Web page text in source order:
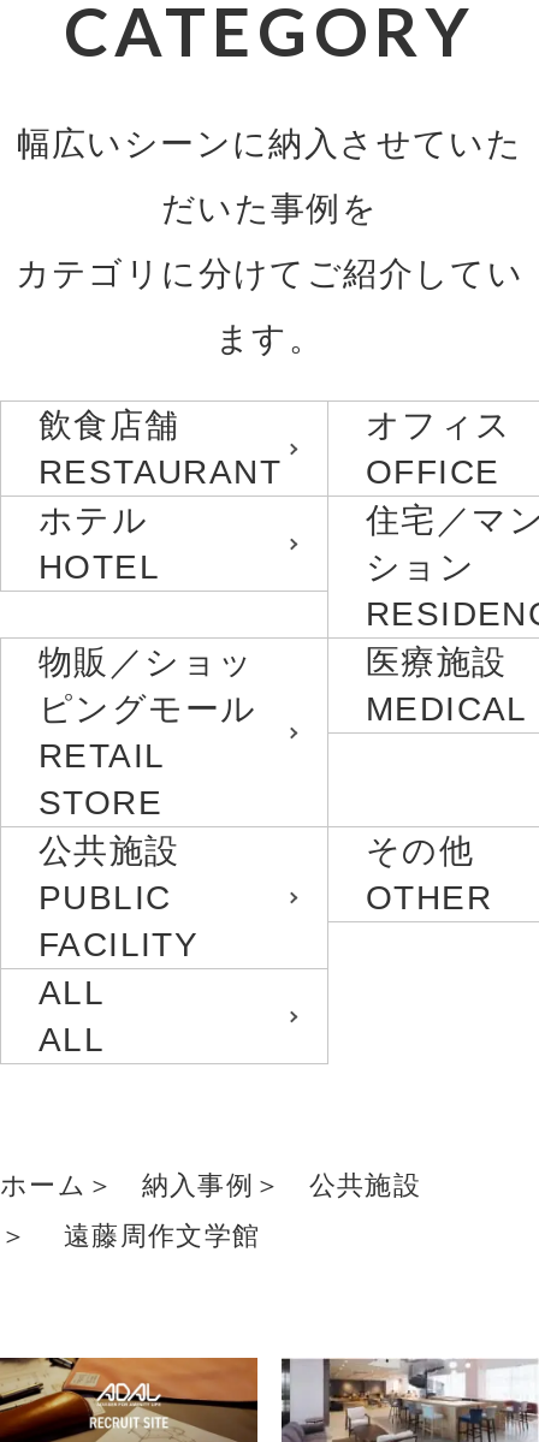
CATEGORY
幅広いシーンに納入させていた
だいた事例を
カテゴリに分けてご紹介してい
ます。
飲食店舗
RESTAURANT
オフィス
OFFICE
ホテル
HOTEL
住宅／マ
ション
物販／ショッ
ピングモール
RETAIL
STORE
医療施設
MEDICAL
公共施設
PUBLIC
FACILITY
その他
OTHER
ALL
ALL
ホーム 納入事例
公共施設
遠藤周作文学館